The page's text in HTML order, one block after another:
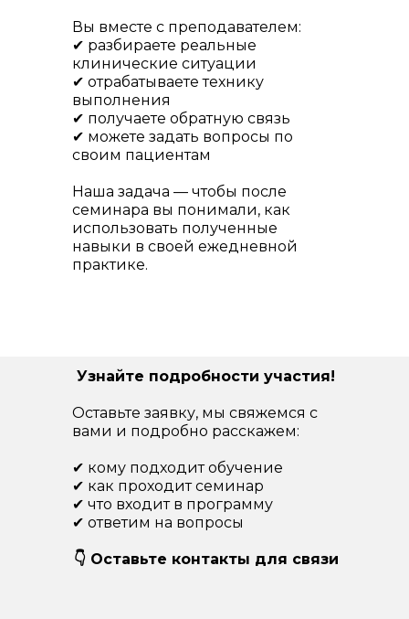
Вы вместе с преподавателем:
✔ разбираете реальные
клинические ситуации
✔ отрабатываете технику
выполнения
✔ получаете обратную связь
✔ можете задать вопросы по
своим пациентам
Наша задача — чтобы после
семинара вы понимали, как
использовать полученные
навыки в своей ежедневной
практике.
Узнайте подробности участия!
Оставьте заявку, мы свяжемся с
вами и подробно расскажем:
✔ кому подходит обучение
✔ как проходит семинар
✔ что входит в программу
✔ ответим на вопросы
👇 Оставьте контакты для связи